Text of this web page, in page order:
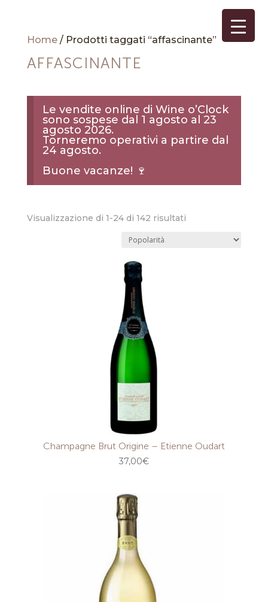
Home/ Prodotti taggati “affascinante”
AFFASCINANTE
Le vendite online di Wine o’Clock
sono sospese dal 1 agosto al 23
agosto 2026.
Torneremo operativi a partire dal
24 agosto.
Buone vacanze! 🍷
Visualizzazione di 1-24 di 142 risultatiPopolarità
Champagne Brut Origine – Etienne Oudart
37,00€